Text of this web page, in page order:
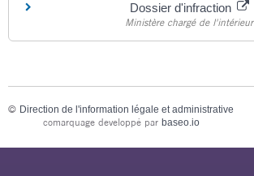
Dossier d'infraction
Ministère chargé de l'intérieur
© Direction de l'information légale et administrative
comarquage developpé par baseo.io